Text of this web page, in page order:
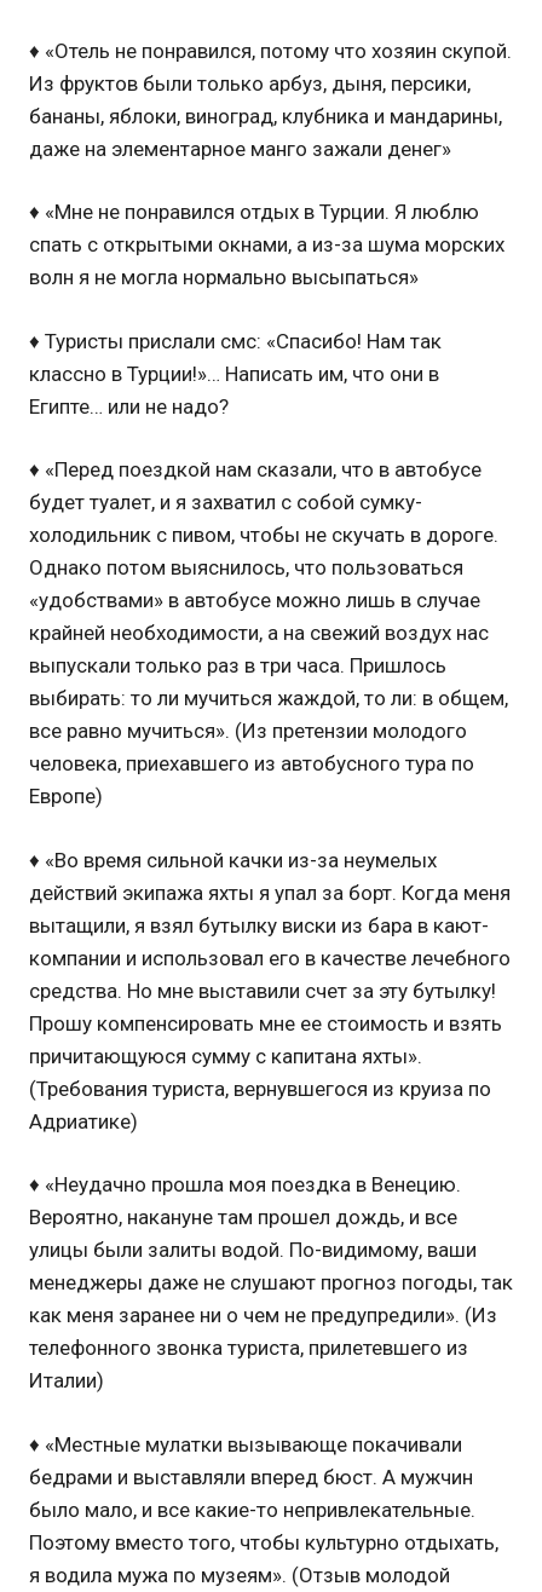
♦ «Отель не понравился, потому что хозяин скупой.
Из фруктов были только арбуз, дыня, персики,
бананы, яблоки, виноград, клубника и мандарины,
даже на элементарное манго зажали денег»
♦ «Мне не понравился отдых в Турции. Я люблю
спать с открытыми окнами, а из-за шума морских
волн я не могла нормально высыпаться»
♦ Туристы прислали смс: «Спасибо! Нам так
классно в Турции!»… Написать им, что они в
Египте… или не надо?
♦ «Перед поездкой нам сказали, что в автобусе
будет туалет, и я захватил с собой сумку-
холодильник с пивом, чтобы не скучать в дороге.
Однако потом выяснилось, что пользоваться
«удобствами» в автобусе можно лишь в случае
крайней необходимости, а на свежий воздух нас
выпускали только раз в три часа. Пришлось
выбирать: то ли мучиться жаждой, то ли: в общем,
все равно мучиться». (Из претензии молодого
человека, приехавшего из автобусного тура по
Европе)
♦ «Во время сильной качки из-за неумелых
действий экипажа яхты я упал за борт. Когда меня
вытащили, я взял бутылку виски из бара в кают-
компании и использовал его в качестве лечебного
средства. Но мне выставили счет за эту бутылку!
Прошу компенсировать мне ее стоимость и взять
причитающуюся сумму с капитана яхты».
(Требования туриста, вернувшегося из круиза по
Адриатике)
♦ «Неудачно прошла моя поездка в Венецию.
Вероятно, накануне там прошел дождь, и все
улицы были залиты водой. По-видимому, ваши
менеджеры даже не слушают прогноз погоды, так
как меня заранее ни о чем не предупредили». (Из
телефонного звонка туриста, прилетевшего из
Италии)
♦ «Местные мулатки вызывающе покачивали
бедрами и выставляли вперед бюст. А мужчин
было мало, и все какие-то непривлекательные.
Поэтому вместо того, чтобы культурно отдыхать,
я водила мужа по музеям». (Отзыв молодой